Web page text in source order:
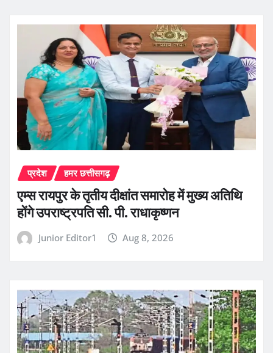
प्रदेश हमर छत्तीसगढ़
एम्स रायपुर के तृतीय दीक्षांत समारोह में मुख्य अतिथि
होंगे उपराष्ट्रपति सी. पी. राधाकृष्णन
Junior Editor1 Aug 8, 2026